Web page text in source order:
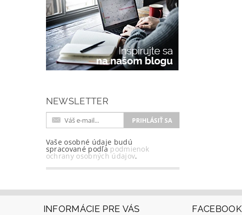
NEWSLETTER
Vaše osobné údaje budú
spracované podľa podmienok
ochrany osobných údajov.
INFORMÁCIE PRE VÁS FACEBOOK